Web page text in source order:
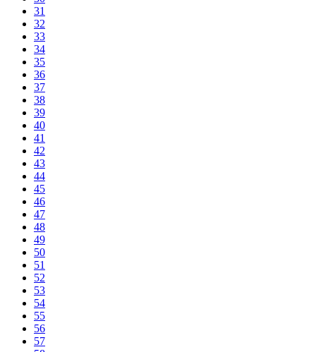
31
32
33
34
35
36
37
38
39
40
41
42
43
44
45
46
47
48
49
50
51
52
53
54
55
56
57